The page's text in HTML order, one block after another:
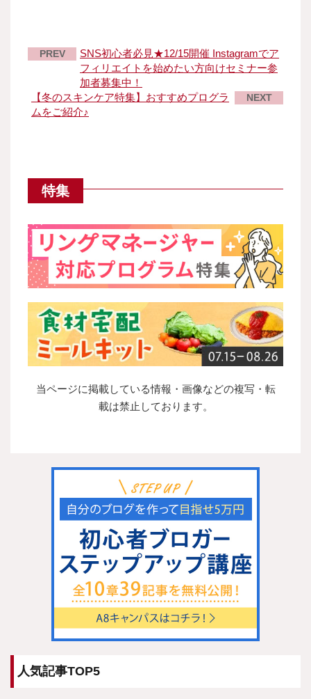
PREV
SNS初心者必見★12/15開催 Instagramでア
フィリエイトを始めたい方向けセミナー参
加者募集中！
【冬のスキンケア特集】おすすめプログラ
ムをご紹介♪
NEXT
特集
当ページに掲載している情報・画像などの複写・転
載は禁止しております。
人気記事TOP5